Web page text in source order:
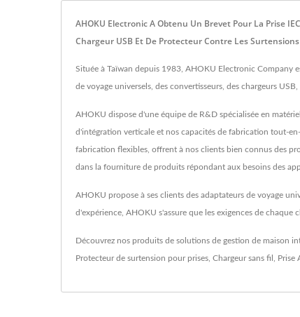
AHOKU Electronic A Obtenu Un Brevet Pour La Prise
Chargeur USB Et De Protecteur Contre Les
Située à Taïwan depuis 1983, AHOKU Electronic Company
de voyage universels, des convertisseurs, des chargeurs
AHOKU dispose d'une équipe de R&D spécialisée en
d'intégration verticale et nos capacités de fabrication tout-
fabrication flexibles, offrent à nos clients bien connus des
dans la fourniture de produits répondant aux besoins des
AHOKU propose à ses clients des adaptateurs de voyage
d'expérience, AHOKU s'assure que les exigences de chaque
Découvrez nos produits de solutions de gestion de maison
Protecteur de surtension pour prises Chargeur sans fil Prise